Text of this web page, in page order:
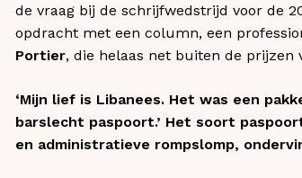
de vraag bij de schrijfwedstrijd voor de
opdracht met een column, een
Portier, die helaas net buiten de prijzen
‘Mijn lief is Libanees. Het was een
barslecht paspoort.’ Het soort
en administratieve rompslomp,